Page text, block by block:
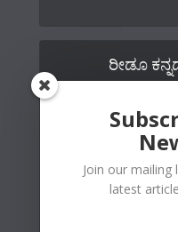
ರೀಡೂ
Join our
latest